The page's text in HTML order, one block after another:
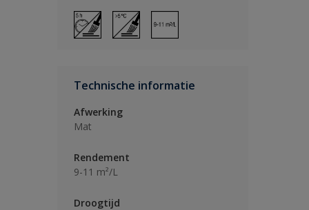
Technische informatie
Afwerking
Mat
Rendement
9-11 m²/L
Droogtijd